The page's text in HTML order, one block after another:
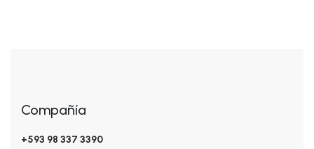
Compañía
+593 98 337 3390